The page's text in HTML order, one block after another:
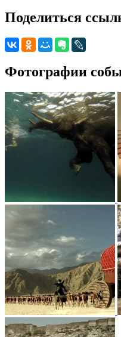
Поделиться
Фотографии